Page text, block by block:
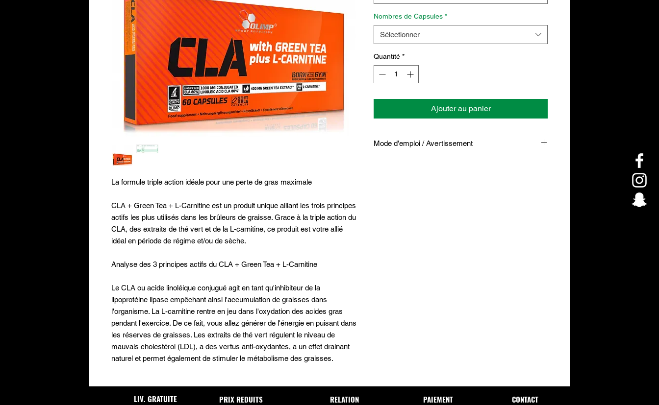
La formule triple action idéale pour une perte de gras maximale
CLA + Green Tea + L-Carnitine est un produit unique alliant les trois principes
actifs les plus utilisés dans les brûleurs de graisse. Grace à la triple action du
CLA, des extraits de thé vert et de la L-carnitine, ce produit est votre allié
idéal en période de régime et/ou de sèche.
Analyse des 3 principes actifs du CLA + Green Tea + L-Carnitine
Le CLA ou acide linoléique conjugué agit en tant qu'inhibiteur de la
lipoprotéine lipase empêchant ainsi l'accumulation de graisses dans
l'organisme. La L-carnitine rentre en jeu dans l'oxydation des acides gras
pendant l'exercice. De ce fait, vous allez générer de l'énergie en puisant dans
les réserves de graisses. Les extraits de thé vert régulent le niveau de
mauvais cholestérol (LDL), a des vertus anti-oxydantes, a un effet drainant
naturel et permet également de stimuler le métabolisme des graisses.
Nombres de Capsules *
Sélectionner
Quantité *
Ajouter au panier
Mode d'emploi / Avertissement
LIV. GRATUITE PRIX REDUITS RELATION PAIEMENT CONTACT